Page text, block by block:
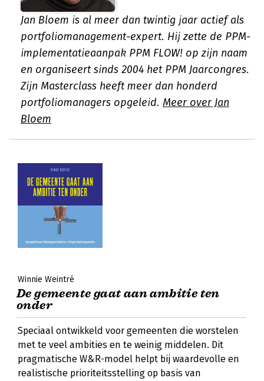
Jan Bloem is al meer dan twintig jaar actief als
portfoliomanagement-expert. Hij zette de PPM-
implementatieaanpak PPM FLOW! op zijn naam
en organiseert sinds 2004 het PPM Jaarcongres.
Zijn Masterclass heeft meer dan honderd
portfoliomanagers opgeleid. Meer over Jan
Bloem
Winnie Weintré
De gemeente gaat aan ambitie ten
onder
Speciaal ontwikkeld voor gemeenten die worstelen
met te veel ambities en te weinig middelen. Dit
pragmatische W&R-model helpt bij waardevolle en
realistische prioriteitsstelling op basis van